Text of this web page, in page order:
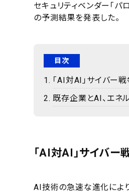
セキュリティベンダー「パ
の予測結果を発表した。
目次
「AI対AI」サイバー
既存企業とAI、エネ
「AI対AI」サイバー
AI技術の急速な進化によ